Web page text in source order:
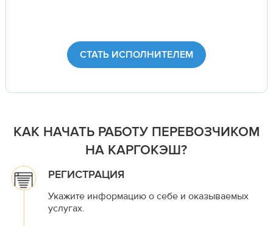
СТАТЬ ИСПОЛНИТЕЛЕМ
КАК НАЧАТЬ РАБОТУ ПЕРЕВОЗЧИКОМ
НА КАРГОКЭШ?
РЕГИСТРАЦИЯ
Укажите информацию о себе и оказываемых
услугах.